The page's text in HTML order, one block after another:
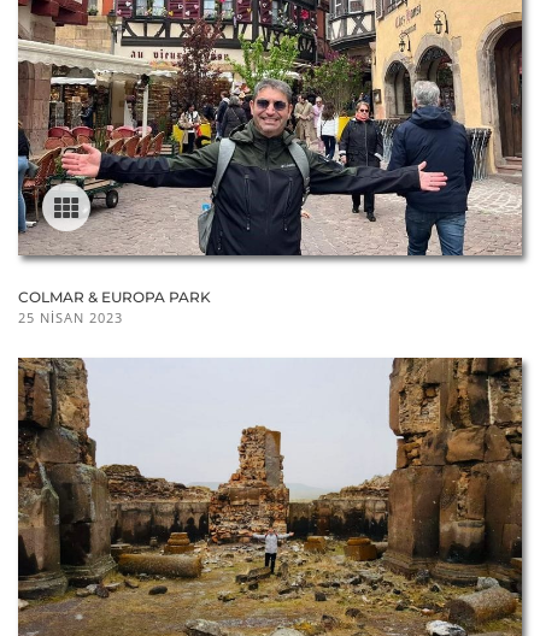
COLMAR & EUROPA PARK
25 NISAN 2023